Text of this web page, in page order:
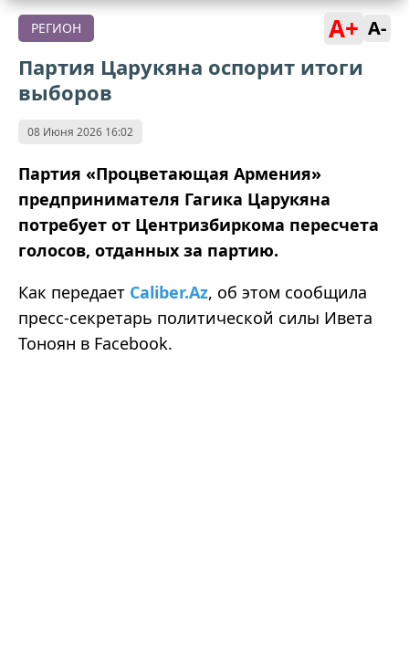
РЕГИОН A+ A-
Партия Царукяна оспорит итоги
выборов
08 Июня 2026 16:02
Партия «Процветающая Армения»
предпринимателя Гагика Царукяна
потребует от Центризбиркома пересчета
голосов, отданных за партию.
Как передает Caliber.Az, об этом сообщила
пресс-секретарь политической силы Ивета
Тоноян в Facebook.